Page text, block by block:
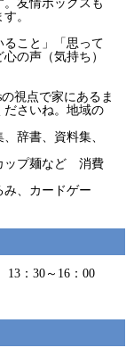
友情ボックスも
。
こと」「思って
の声（気持ち）
視点で家にあるま
ださいね。地域の
辞書、資料集、
ップ麺など 消費
み、カードゲー
13：30～16：00